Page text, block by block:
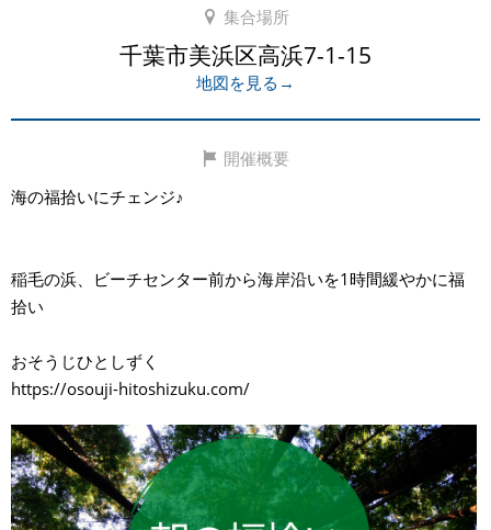
集合場所
千葉市美浜区高浜7-1-15
地図を見る→
開催概要
海の福拾いにチェンジ♪
稲毛の浜、ビーチセンター前から海岸沿いを1時間緩やかに福
拾い
おそうじひとしずく
https://osouji-hitoshizuku.com/